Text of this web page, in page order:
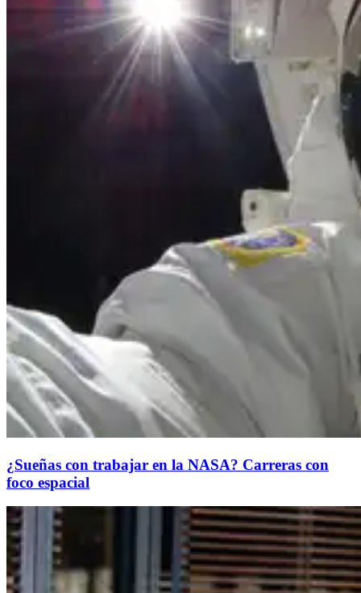
¿Sueñas con trabajar en la NASA? Carreras con
foco espacial